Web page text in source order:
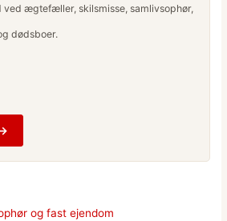
ægtefæller, skilsmisse, samlivsophør,
dødsboer.
og fast ejendom